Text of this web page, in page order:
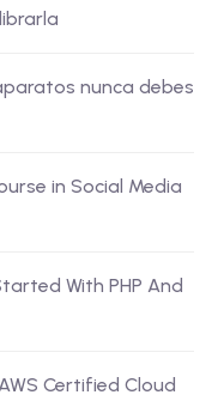
nunca debes
in Social Media
With PHP And
Certified Cloud